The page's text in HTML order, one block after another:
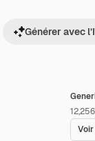
12,256
Générer avec